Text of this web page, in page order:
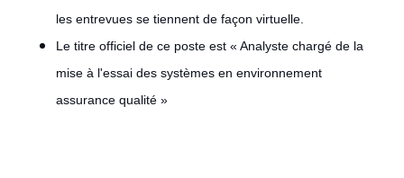
les entrevues se tiennent de façon virtuelle.
Le titre officiel de ce poste est « Analyste chargé de la
mise à l'essai des systèmes en environnement
assurance qualité »